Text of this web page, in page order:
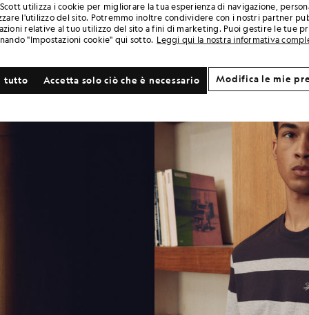
Nouveau scozzese, ne riprende i principi senza però riprodurne
struttura delle silhouette e nel modo in cui le texture vengono
culturale rivisitato con consapevolezza e tradotto in chiave
utilizza i cookie per migliorare la tua esperienza di navigazione,
l'utilizzo del sito. Potremmo inoltre condividere con i nostri partner
relative al tuo utilizzo del sito a fini di marketing. Puoi gestire le tue
"Impostazioni cookie" qui sotto. Leggi qui la nostra informativa
Accetta solo ciò che è necessario
tutto Modifica le mie